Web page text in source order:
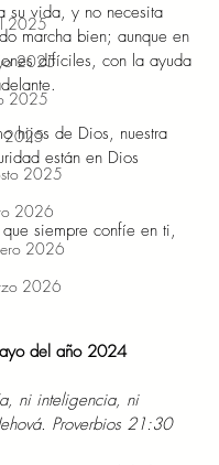
2025
2025
2025
2025
2025
2026
2026
2026
su vida, y no necesita
marcha bien; aunque en
difíciles, con la ayuda
hijos de Dios, nuestra
están en Dios
que siempre confíe en ti,
del año 2024
ni inteligencia, ni
Proverbios 21:30